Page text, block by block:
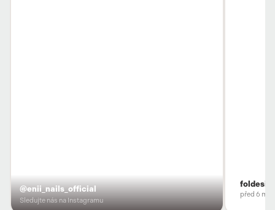
@enii_nails_official
Sledujte nás na Instagramu
před 6